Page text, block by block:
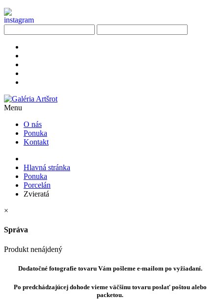
Menu
O nás
Ponuka
Kontakt
Hlavná stránka
Ponuka
Porcelán
Zvieratá
×
Správa
Produkt nenájdený
Dodatočné fotografie tovaru Vám pošleme e-mailom po vyžiadaní.
Po predchádzajúcej dohode vieme väčšinu tovaru poslať poštou alebo
packetou.